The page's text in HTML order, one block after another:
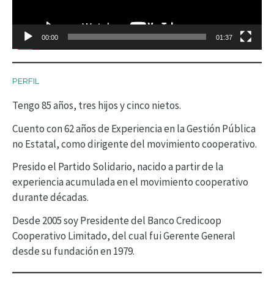
d
c
t
o
r
d
e
v
d
e
o
00:00 01:37
PERFIL
Tengo 85 años, tres hijos y cinco nietos.
Cuento con 62 años de Experiencia en la Gestión Pública
no Estatal, como dirigente del movimiento cooperativo.
Presido el Partido Solidario, nacido a partir de la
experiencia acumulada en el movimiento cooperativo
durante décadas.
Desde 2005 soy Presidente del Banco Credicoop
Cooperativo Limitado, del cual fui Gerente General
desde su fundación en 1979.